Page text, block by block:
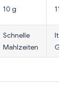
10 g 11 g
Schnelle
Mahlzeiten